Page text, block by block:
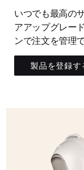
いつでも最高の
アアップグレー
ンで注文を管理
製品を登録す